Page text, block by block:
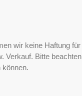
wir keine Haftung für
Verkauf. Bitte beachten
können.